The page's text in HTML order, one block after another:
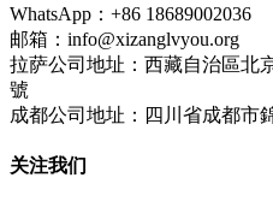
WhatsApp：+86 18689002036
邮箱：info@xizanglvyou.org
拉萨公司地址：西藏自治區北
號
成都公司地址：四川省成都市
关注我们